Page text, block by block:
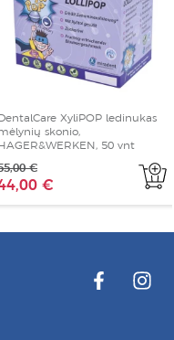
XyliPOP ledinukas
skonio,
50 vnt
€
€